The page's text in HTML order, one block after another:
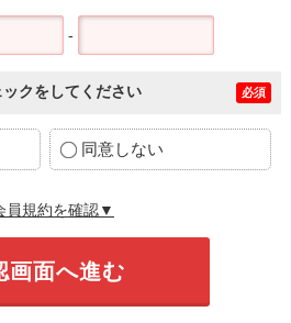
-
クをしてください 必須
同意しない
員規約を確認▼